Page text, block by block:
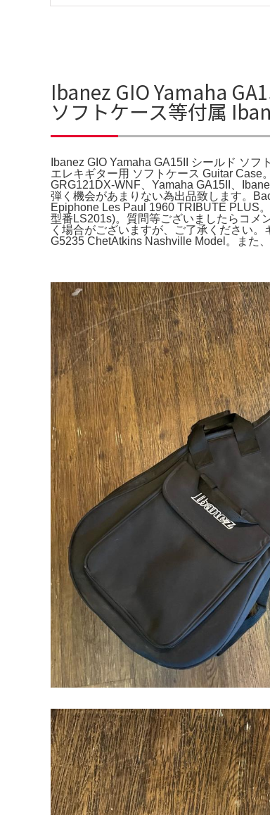
Ibanez GIO Yamaha
ソフトケース等付属
Ibanez GIO Yamaha GA15II シールド ソ
エレキギター用 ソフトケース Guitar Case
GRG121DX-WNF、Yamaha GA15II、
弾く機会があまりない為出品致します。
Epiphone Les Paul 1960 TRIBUTE PLUS
型番LS201s)。質問等ございましたらコメ
く場合がございますが、ご了承ください
G5235 ChetAtkins Nashville Model。また